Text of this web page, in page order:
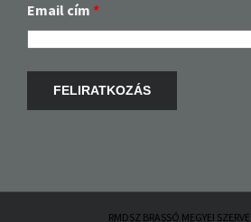
Email cím *
RMDSZ BRASSÓ MEGYEI